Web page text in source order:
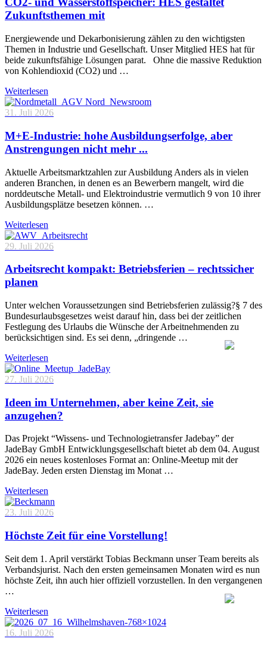
Zukunftsthemen mit
Energiewende und Dekarbonisierung zählen zu den wichtigsten
Themen in Industrie und Gesellschaft. Unser Mitglied HES hat für
beide zukunftsfähige Lösungen parat. Ohne die massive Reduktion
von Kohlendioxid (CO2) und …
Weiterlesen
31. Juli 2026
M+E-Industrie: hohe Ausbildungserfolge, aber
Anstrengungen nicht mehr ...
Aktuelle Arbeitsmarktzahlen zur Ausbildung Anders als in vielen
anderen Branchen, in denen es an Bewerbern mangelt, wird die
norddeutsche Metall- und Elektroindustrie vermutlich 9 von 10 ihrer
Ausbildungsplätze besetzen können. …
Weiterlesen
29. Juli 2026
Arbeitsrecht kompakt: Betriebsferien – rechtssicher
planen
Unter welchen Voraussetzungen sind Betriebsferien zulässig?§ 7 des
Bundesurlaubsgesetzes weist darauf hin, dass bei der zeitlichen
Festlegung des Urlaubs die Wünsche der Arbeitnehmenden zu
berücksichtigen sind. Es sei denn, „dringende …
Weiterlesen
27. Juli 2026
Ideen im Unternehmen, aber keine Zeit, sie
anzugehen?
Das Projekt “Wissens- und Technologietransfer Jadebay” der
JadeBay GmbH Entwicklungsgesellschaft bietet ab dem 04. August
2026 ein neues kostenloses Format an: Online-Meetup mit der
JadeBay. Jeden ersten Dienstag im Monat …
Weiterlesen
23. Juli 2026
Höchste Zeit für eine Vorstellung!
Seit dem 1. April verstärkt Tobias Beckmann unser Team bereits als
Verbandsjurist. Nach den ersten gemeinsamen Monaten wird es nun
höchste Zeit, ihn auch hier offiziell vorzustellen. In den vergangenen
…
Weiterlesen
16. Juli 2026